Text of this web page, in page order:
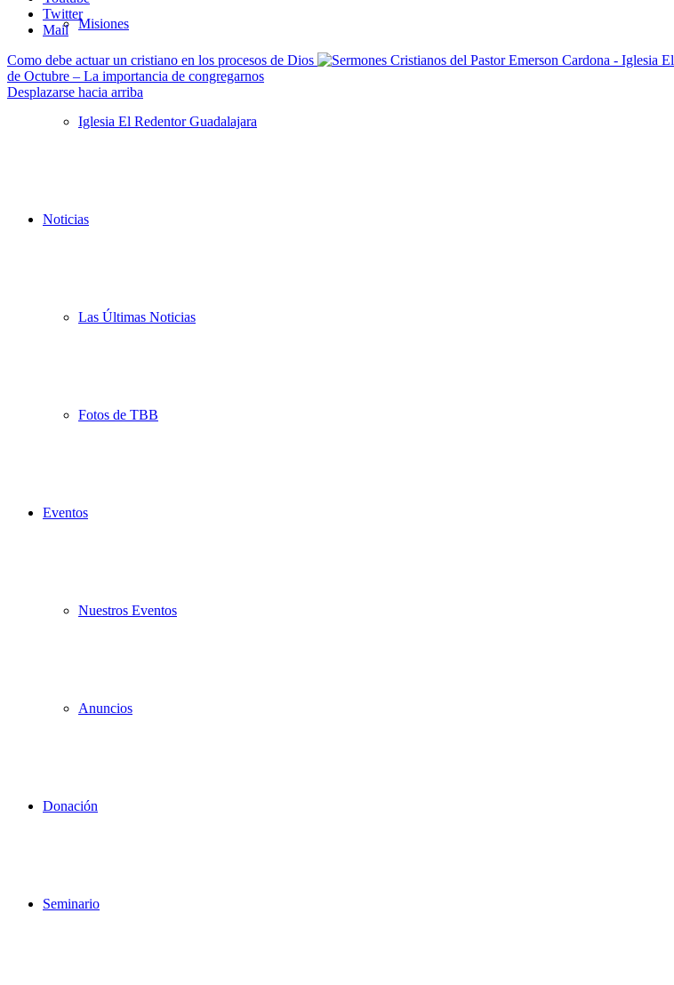
Misiones
Iglesia El Redentor Guadalajara
Noticias
Las Últimas Noticias
Fotos de TBB
Eventos
Nuestros Eventos
Anuncios
Donación
Seminario
Twitter
Mail
Como debe actuar un cristiano en los procesos de Dios
de Octubre – La importancia de congregarnos
Desplazarse hacia arriba